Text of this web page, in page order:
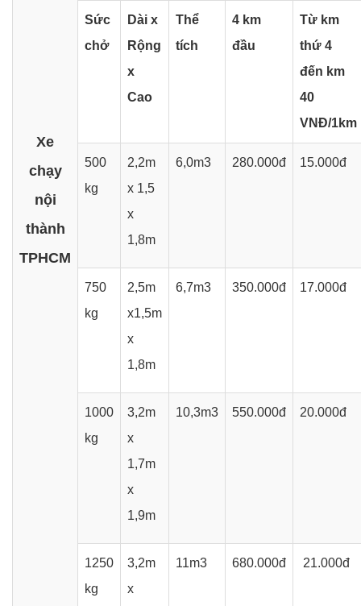
Xe
chạy
nội
thành
TPHCM
Sức
chở
Dài x
Rộng
x
Cao
Thể
tích
4 km
đầu
Từ km
thứ 4
đến km
40
VNĐ/1km
500
kg
2,2m
x 1,5
x
1,8m
6,0m3 280.000đ 15.000đ
750
kg
2,5m
x1,5m
x
1,8m
6,7m3 350.000đ 17.000đ
1000
kg
3,2m
x
1,7m
x
1,9m
10,3m3 550.000đ 20.000đ
1250
kg
3,2m
x
11m3 680.000đ 21.000đ